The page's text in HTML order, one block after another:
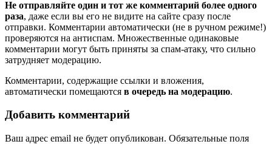
Не отправляйте один и тот же комментарий более одного
раза, даже если вы его не видите на сайте сразу после
отправки. Комментарии автоматически (не в ручном режиме!)
проверяются на антиспам. Множественные одинаковые
комментарии могут быть приняты за спам-атаку, что сильно
затрудняет модерацию.
Комментарии, содержащие ссылки и вложения,
автоматически помещаются в очередь на модерацию.
Добавить комментарий
Ваш адрес email не будет опубликован. Обязательные поля